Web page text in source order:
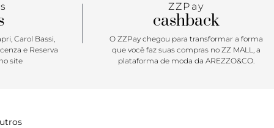
Carol Bassi,
e Reserva
site
ZZPay
cashback
O ZZPay chegou para transformar a forma
que você faz suas compras no ZZ MALL, a
plataforma de moda da AREZZO&CO.